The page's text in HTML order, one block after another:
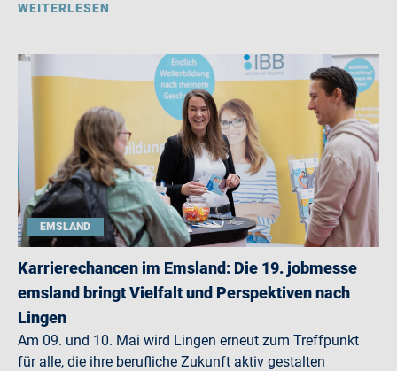
WEITERLESEN
EMSLAND
Karrierechancen im Emsland: Die 19. jobmesse
emsland bringt Vielfalt und Perspektiven nach
Lingen
Am 09. und 10. Mai wird Lingen erneut zum Treffpunkt
für alle, die ihre berufliche Zukunft aktiv gestalten